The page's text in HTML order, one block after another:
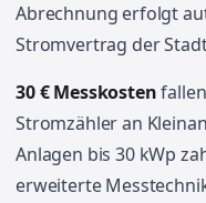
Abrechnung erfolgt
Stromvertrag der
30 € Messkosten
Stromzähler an
Anlagen bis 30 kWp
erweiterte